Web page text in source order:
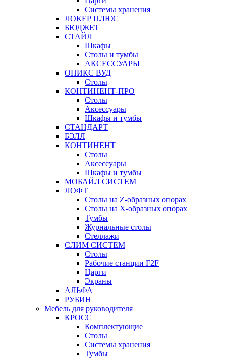
Системы хранения
ЛОКЕР ПЛЮС
БЮДЖЕТ
СТАЙЛ
Шкафы
Столы и тумбы
АКСЕССУАРЫ
ОНИКС ВУД
Столы
КОНТИНЕНТ-ПРО
Столы
Аксессуары
Шкафы и тумбы
СТАНДАРТ
БЭЛЛ
КОНТИНЕНТ
Столы
Аксессуары
Шкафы и тумбы
МОБАЙЛ СИСТЕМ
ЛОФТ
Столы на Z-образных опорах
Столы на Х-образных опорах
Тумбы
Журнальные столы
Стеллажи
СЛИМ СИСТЕМ
Столы
Рабочие станции F2F
Царги
Экраны
АЛЬФА
РУБИН
Мебель для руководителя
КРОСС
Комплектующие
Столы
Системы хранения
Тумбы